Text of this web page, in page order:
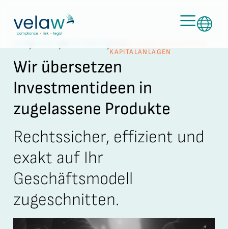
KAPITALANLAGEN
Wir übersetzen
Investmentideen in
zugelassene Produkte
Rechtssicher, effizient und
exakt auf Ihr
Geschäftsmodell
zugeschnitten.